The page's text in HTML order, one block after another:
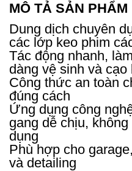
MÔ TẢ SẢN PHẨM
Dung dịch chuyên
các lớp keo phim
Tác động nhanh,
dàng vệ sinh và cạo
Công thức an toàn
đúng cách
Ứng dụng công
gang dễ chịu,
dụng
Phù hợp cho
và detailing